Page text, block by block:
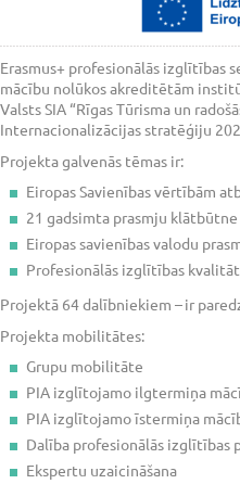
Erasmus+ profesionālās izglītības
mācību nolūkos akreditētām
Valsts SIA “Rīgas Tūrisma un
Internacionalizācijas stratēģiju
Projekta galvenās tēmas ir:
Eiropas Savienības vērtībām
21 gadsimta prasmju
Eiropas savienības valodu
Profesionālās izglītības
Projektā 64 dalībniekiem – ir
Projekta mobilitātes:
Grupu mobilitāte
PIA izglītojamo ilgtermiņa
PIA izglītojamo īstermiņa
Dalība profesionālās izglītības
Ekspertu uzaicināšana